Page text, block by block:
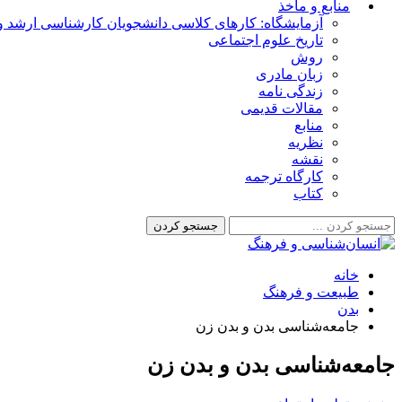
منابع و مأخذ
آزمایشگاه: کارهای کلاسی دانشجویان کارشناسی ارشد و
تاریخ علوم اجتماعی
روش
زبان مادری
زندگی نامه
مقالات قدیمی
منابع
نظریه
نقشه
کارگاه ترجمه
کتاب
خانه
طبیعت و فرهنگ
بدن
جامعه‌شناسی بدن و بدن زن
جامعه‌شناسی بدن و بدن زن